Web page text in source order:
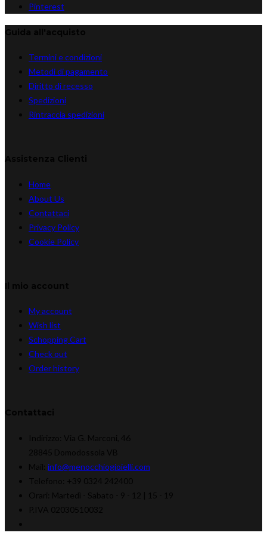
Pinterest
Termini e condizioni
Metodi di pagamento
Diritto di recesso
Spedizioni
Rintraccia spedizioni
Home
About Us
Contattaci
Privacy Policy
Cookie Policy
My account
Wish list
Schopping Cart
Check out
Order history
info@menocchiogioielli.com